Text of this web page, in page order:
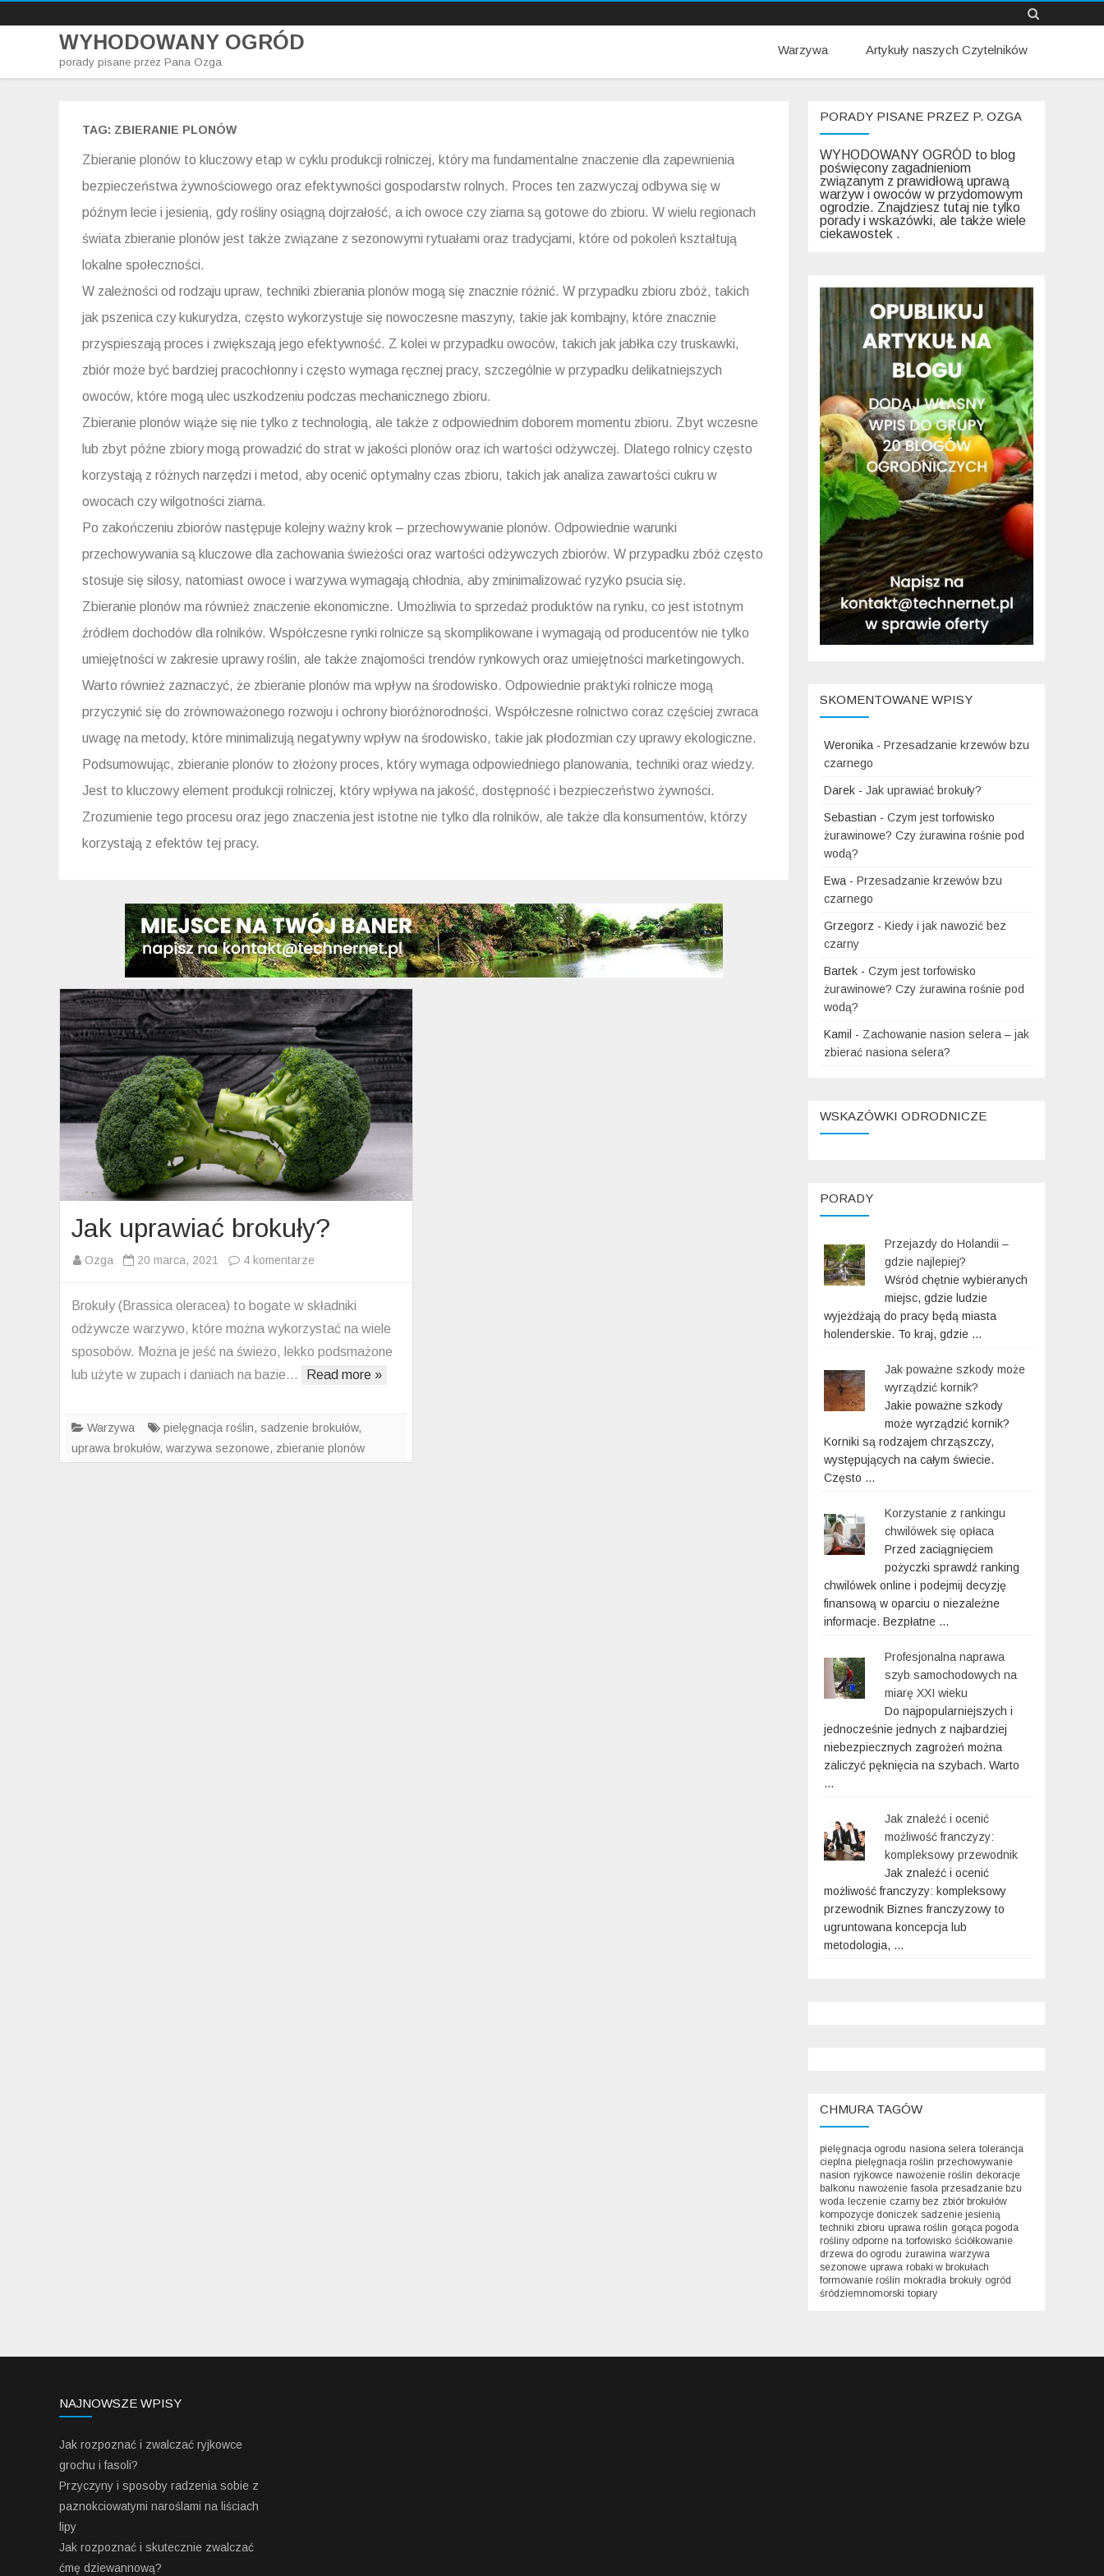
WYHODOWANY OGRÓD
porady pisane przez Pana Ozga
to
Warzywa Artykuły naszych Czytelników
TAG: ZBIERANIE PLONÓW
Zbieranie plonów to kluczowy etap w cyklu produkcji rolniczej, który ma fundamentalne znaczenie dla zapewnienia
bezpieczeństwa żywnościowego oraz efektywności gospodarstw rolnych. Proces ten zazwyczaj odbywa się w
późnym lecie i jesienią, gdy rośliny osiągną dojrzałość, a ich owoce czy ziarna są gotowe do zbioru. W wielu regionach
świata zbieranie plonów jest także związane z sezonowymi rytuałami oraz tradycjami, które od pokoleń kształtują
lokalne społeczności.
W zależności od rodzaju upraw, techniki zbierania plonów mogą się znacznie różnić. W przypadku zbioru zbóż, takich
jak pszenica czy kukurydza, często wykorzystuje się nowoczesne maszyny, takie jak kombajny, które znacznie
przyspieszają proces i zwiększają jego efektywność. Z kolei w przypadku owoców, takich jak jabłka czy truskawki,
zbiór może być bardziej pracochłonny i często wymaga ręcznej pracy, szczególnie w przypadku delikatniejszych
owoców, które mogą ulec uszkodzeniu podczas mechanicznego zbioru.
Zbieranie plonów wiąże się nie tylko z technologią, ale także z odpowiednim doborem momentu zbioru. Zbyt wczesne
lub zbyt późne zbiory mogą prowadzić do strat w jakości plonów oraz ich wartości odżywczej. Dlatego rolnicy często
korzystają z różnych narzędzi i metod, aby ocenić optymalny czas zbioru, takich jak analiza zawartości cukru w
owocach czy wilgotności ziarna.
Po zakończeniu zbiorów następuje kolejny ważny krok – przechowywanie plonów. Odpowiednie warunki
przechowywania są kluczowe dla zachowania świeżości oraz wartości odżywczych zbiorów. W przypadku zbóż często
stosuje się silosy, natomiast owoce i warzywa wymagają chłodnia, aby zminimalizować ryzyko psucia się.
Zbieranie plonów ma również znaczenie ekonomiczne. Umożliwia to sprzedaż produktów na rynku, co jest istotnym
źródłem dochodów dla rolników. Współczesne rynki rolnicze są skomplikowane i wymagają od producentów nie tylko
umiejętności w zakresie uprawy roślin, ale także znajomości trendów rynkowych oraz umiejętności marketingowych.
Warto również zaznaczyć, że zbieranie plonów ma wpływ na środowisko. Odpowiednie praktyki rolnicze mogą
przyczynić się do zrównoważonego rozwoju i ochrony bioróżnorodności. Współczesne rolnictwo coraz częściej zwraca
uwagę na metody, które minimalizują negatywny wpływ na środowisko, takie jak płodozmian czy uprawy ekologiczne.
Podsumowując, zbieranie plonów to złożony proces, który wymaga odpowiedniego planowania, techniki oraz wiedzy.
Jest to kluczowy element produkcji rolniczej, który wpływa na jakość, dostępność i bezpieczeństwo żywności.
Zrozumienie tego procesu oraz jego znaczenia jest istotne nie tylko dla rolników, ale także dla konsumentów, którzy
korzystają z efektów tej pracy.
Jak uprawiać brokuły?
Ozga 20 marca, 2021 4 komentarze
uprawiać
brokuły?
Brokuły (Brassica oleracea) to bogate w składniki
odżywcze warzywo, które można wykorzystać na wiele
sposobów. Można je jeść na świeżo, lekko podsmażone
lub użyte w zupach i daniach na bazie…
Read more »
Warzywa pielęgnacja roślin, sadzenie brokułów,
uprawa brokułów, warzywa sezonowe, zbieranie plonów
PORADY PISANE PRZEZ P. OZGA
WYHODOWANY OGRÓD to blog
poświęcony zagadnieniom
związanym z prawidłową uprawą
warzyw i owoców w przydomowym
ogrodzie. Znajdziesz tutaj nie tylko
porady i wskazówki, ale także wiele
ciekawostek .
SKOMENTOWANE WPISY
Weronika - Przesadzanie krzewów bzu
czarnego
Darek - Jak uprawiać brokuły?
Sebastian - Czym jest torfowisko
żurawinowe? Czy żurawina rośnie pod
wodą?
Ewa - Przesadzanie krzewów bzu
czarnego
Grzegorz - Kiedy i jak nawozić bez
czarny
Bartek - Czym jest torfowisko
żurawinowe? Czy żurawina rośnie pod
wodą?
Kamil - Zachowanie nasion selera – jak
zbierać nasiona selera?
WSKAZÓWKI ODRODNICZE
PORADY
Przejazdy do Holandii –
gdzie najlepiej?
Wśród chętnie wybieranych
miejsc, gdzie ludzie
wyjeżdżają do pracy będą miasta
holenderskie. To kraj, gdzie …
Jak poważne szkody może
wyrządzić kornik?
Jakie poważne szkody
może wyrządzić kornik?
Korniki są rodzajem chrząszczy,
występujących na całym świecie.
Często …
Korzystanie z rankingu
chwilówek się opłaca
Przed zaciągnięciem
pożyczki sprawdź ranking
chwilówek online i podejmij decyzję
finansową w oparciu o niezależne
informacje. Bezpłatne …
Profesjonalna naprawa
szyb samochodowych na
miarę XXI wieku
Do najpopularniejszych i
jednocześnie jednych z najbardziej
niebezpiecznych zagrożeń można
zaliczyć pęknięcia na szybach. Warto
…
Jak znaleźć i ocenić
możliwość franczyzy:
kompleksowy przewodnik
Jak znaleźć i ocenić
możliwość franczyzy: kompleksowy
przewodnik Biznes franczyzowy to
ugruntowana koncepcja lub
metodologia, …
CHMURA TAGÓW
pielęgnacja ogrodu nasiona selera tolerancja
cieplna pielęgnacja roślin przechowywanie
nasion ryjkowce nawożenie roślin dekoracje
balkonu nawożenie fasola przesadzanie bzu
woda leczenie czarny bez zbiór brokułów
kompozycje doniczek sadzenie jesienią
techniki zbioru uprawa roślin gorąca pogoda
rośliny odporne na torfowisko ściółkowanie
drzewa do ogrodu żurawina warzywa
sezonowe uprawa robaki w brokułach
formowanie roślin mokradła brokuły ogród
śródziemnomorski topiary
NAJNOWSZE WPISY
Jak rozpoznać i zwalczać ryjkowce
grochu i fasoli?
Przyczyny i sposoby radzenia sobie z
paznokciowatymi naroślami na liściach
lipy
Jak rozpoznać i skutecznie zwalczać
ćmę dziewannową?